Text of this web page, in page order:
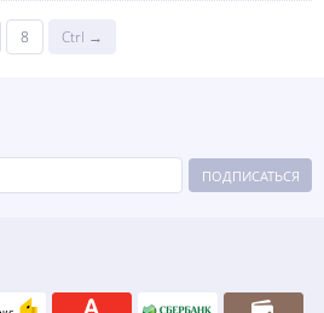
8 Ctrl →
ПОДПИСАТЬСЯ